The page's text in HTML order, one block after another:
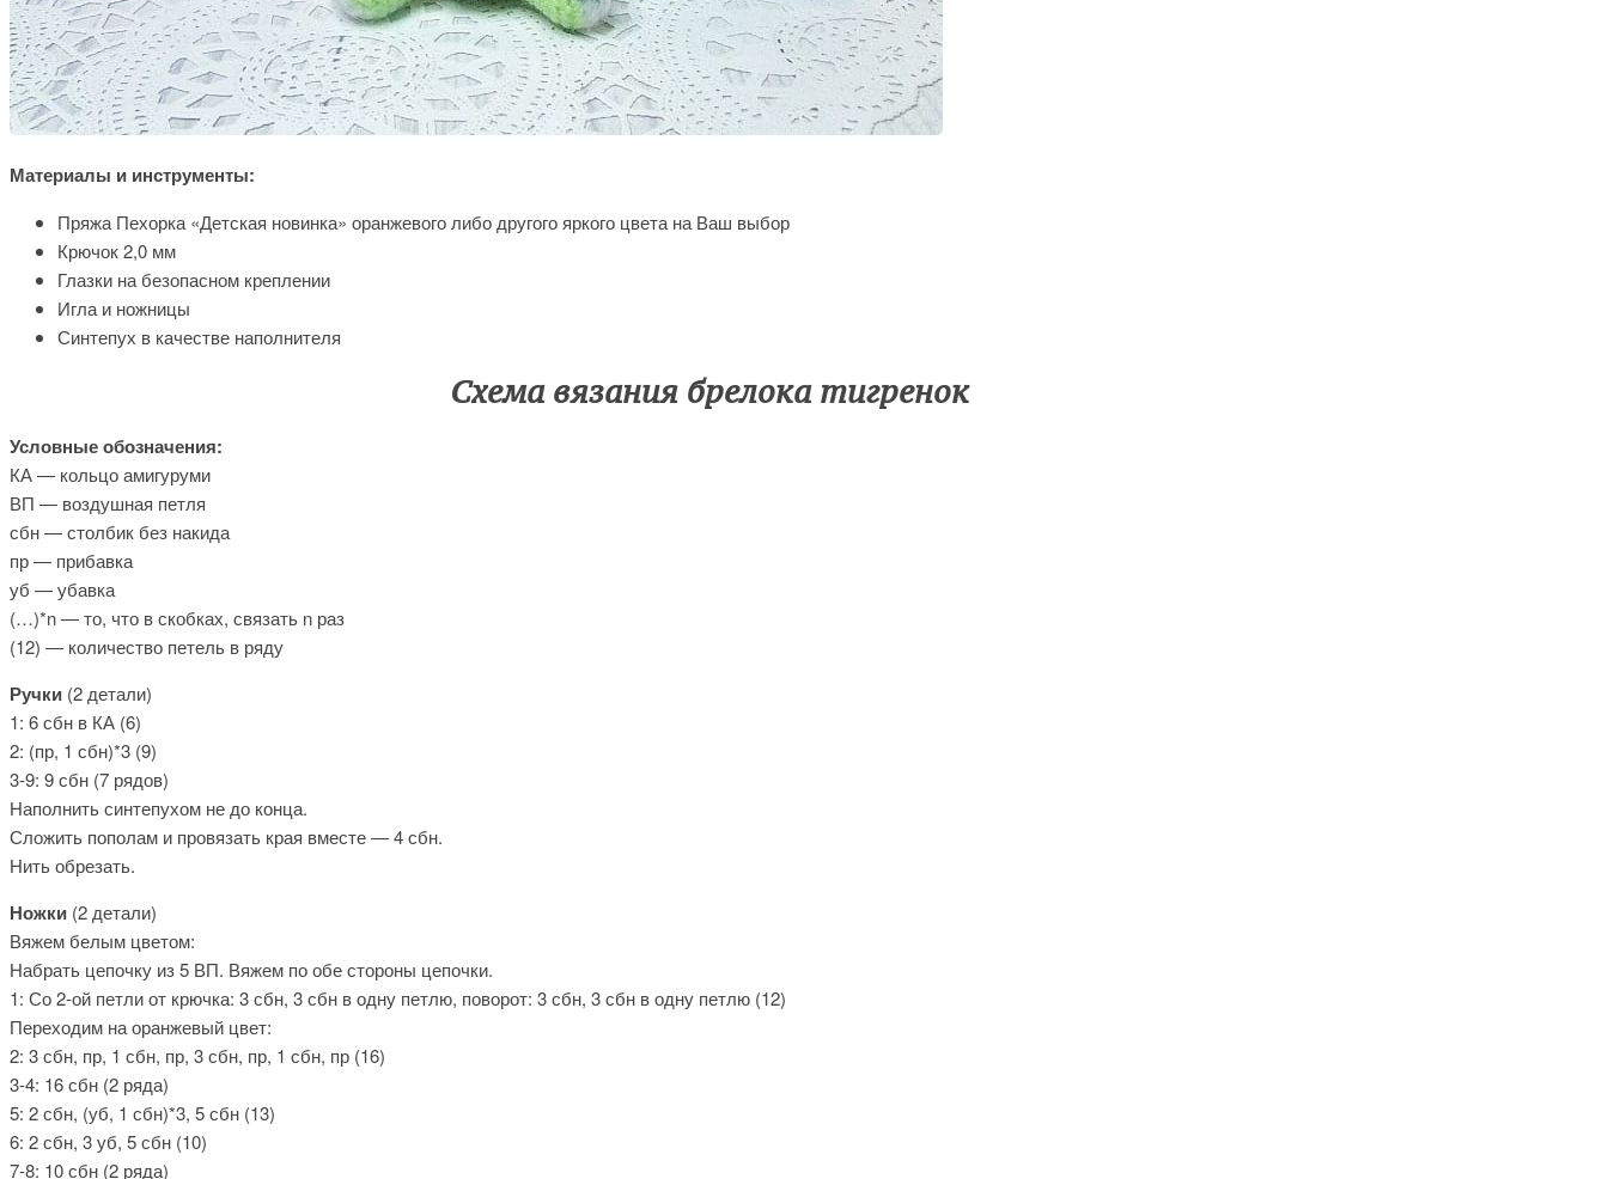
Материалы и инструменты:
Пряжа Пехорка «Детская новинка» оранжевого либо другого яркого цвета на Ваш выбор
Крючок 2,0 мм
Глазки на безопасном креплении
Игла и ножницы
Синтепух в качестве наполнителя
Схема вязания брелока тигренок
Условные обозначения:
КА — кольцо амигуруми
ВП — воздушная петля
сбн — столбик без накида
пр — прибавка
уб — убавка
(…)*n — то, что в скобках, связать n раз
(12) — количество петель в ряду
Ручки (2 детали)
1: 6 сбн в КА (6)
2: (пр, 1 сбн)*3 (9)
3-9: 9 сбн (7 рядов)
Наполнить синтепухом не до конца.
Сложить пополам и провязать края вместе — 4 сбн.
Нить обрезать.
Ножки (2 детали)
Вяжем белым цветом:
Набрать цепочку из 5 ВП. Вяжем по обе стороны цепочки.
1: Со 2-ой петли от крючка: 3 сбн, 3 сбн в одну петлю, поворот: 3 сбн, 3 сбн в одну петлю (12)
Переходим на оранжевый цвет:
2: 3 сбн, пр, 1 сбн, пр, 3 сбн, пр, 1 сбн, пр (16)
3-4: 16 сбн (2 ряда)
5: 2 сбн, (уб, 1 сбн)*3, 5 сбн (13)
6: 2 сбн, 3 уб, 5 сбн (10)
7-8: 10 сбн (2 ряда)